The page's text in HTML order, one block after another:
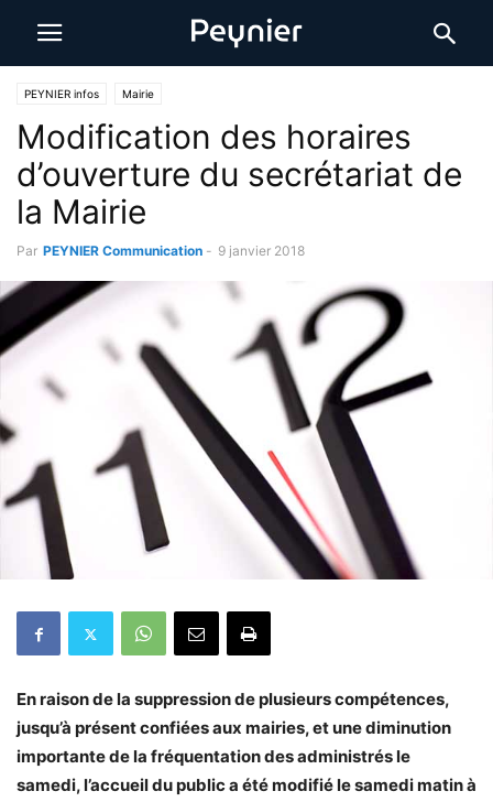
PEYNIER infos Mairie
Modification des horaires
d’ouverture du secrétariat de
la Mairie
Par PEYNIER Communication - 9 janvier 2018
En raison de la suppression de plusieurs compétences,
jusqu’à présent confiées aux mairies, et une diminution
importante de la fréquentation des administrés le
samedi, l’accueil du public a été modifié le samedi matin à